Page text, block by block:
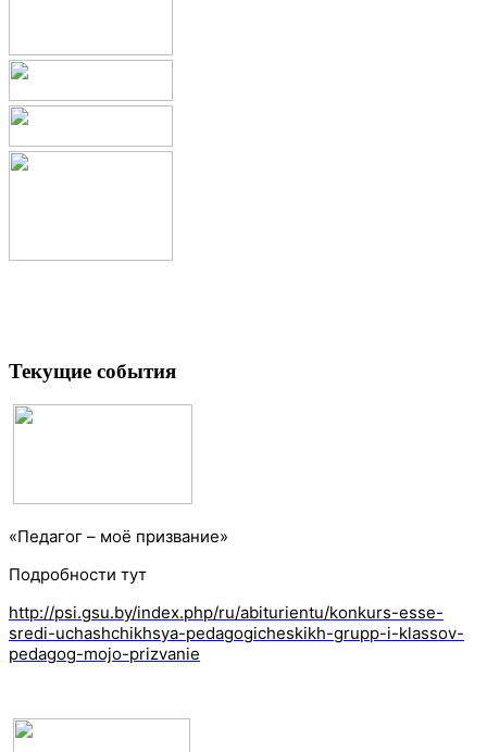
Текущие события
«Педагог – моё призвание»
Подробности тут
http://psi.gsu.by/index.php/ru/abiturientu/konkurs-esse-
sredi-uchashchikhsya-pedagogicheskikh-grupp-i-klassov-
pedagog-mojo-prizvanie